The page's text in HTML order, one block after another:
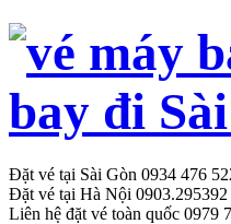
Đặt vé tại Sài Gòn 0934 476
Đặt vé tại Hà Nội 0903.295392
Liên hệ đặt vé toàn quốc 0979